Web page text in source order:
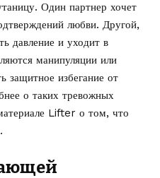
Один партнер хочет
любви. Другой,
давление и уходит в
манипуляции или
защитное избегание от
о таких тревожных
Lifter о том, что
.